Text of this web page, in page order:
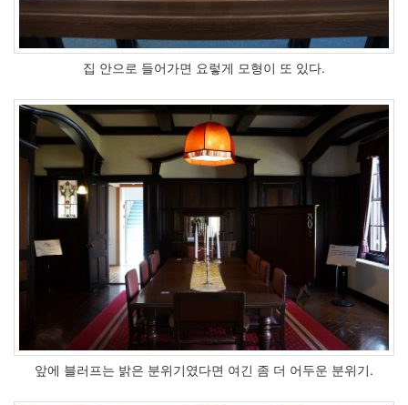
집 안으로 들어가면 요렇게 모형이 또 있다.
앞에 블러프는 밝은 분위기였다면 여긴 좀 더 어두운 분위기.